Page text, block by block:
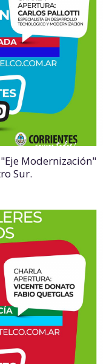
Modernización"
Sur.